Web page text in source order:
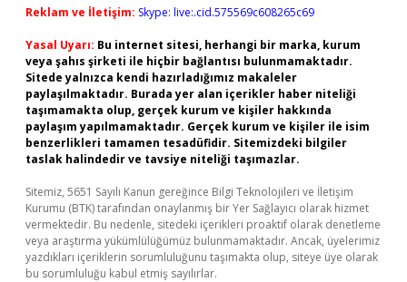
Reklam ve İletişim: Skype: live:.cid.575569c608265c69
Yasal Uyarı: Bu internet sitesi, herhangi bir marka, kurum
veya şahıs şirketi ile hiçbir bağlantısı bulunmamaktadır.
Sitede yalnızca kendi hazırladığımız makaleler
paylaşılmaktadır. Burada yer alan içerikler haber niteliği
taşımamakta olup, gerçek kurum ve kişiler hakkında
paylaşım yapılmamaktadır. Gerçek kurum ve kişiler ile isim
benzerlikleri tamamen tesadüfidir. Sitemizdeki bilgiler
taslak halindedir ve tavsiye niteliği taşımazlar.
Sitemiz, 5651 Sayılı Kanun gereğince Bilgi Teknolojileri ve İletişim
Kurumu (BTK) tarafından onaylanmış bir Yer Sağlayıcı olarak hizmet
vermektedir. Bu nedenle, sitedeki içerikleri proaktif olarak denetleme
veya araştırma yükümlülüğümüz bulunmamaktadır. Ancak, üyelerimiz
yazdıkları içeriklerin sorumluluğunu taşımakta olup, siteye üye olarak
bu sorumluluğu kabul etmiş sayılırlar.